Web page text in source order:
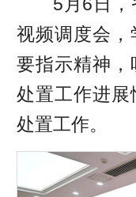
视频调度会
要指示精神
处置工作进
处置工作。